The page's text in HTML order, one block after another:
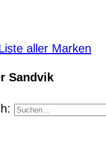
aller Marken
Sandvik